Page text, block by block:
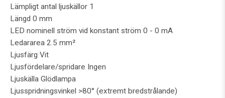
Lämpligt antal ljuskällor 1
Längd 0 mm
LED nominell ström vid konstant ström 0 - 0 mA
Ledararea 2.5 mm²
Ljusfärg Vit
Ljusfördelare/spridare Ingen
Ljuskälla Glödlampa
Ljusspridningsvinkel >80° (extremt bredstrålande)